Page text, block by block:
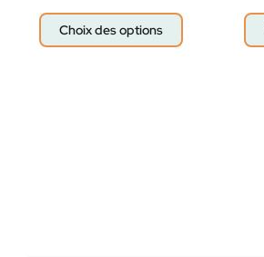
Choix des options